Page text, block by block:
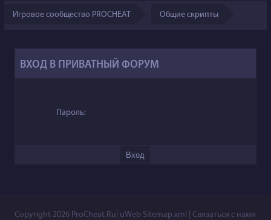
Игровое сообщество PROCHEAT Общие скрипты
ВХОД В ПРИВАТНЫЙ ФОРУМ
Пароль:
Copyright 2026 ProCheat.Ru uWeb Sitemap.xml |Связаться с нами